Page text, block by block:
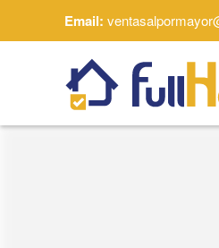
Email: